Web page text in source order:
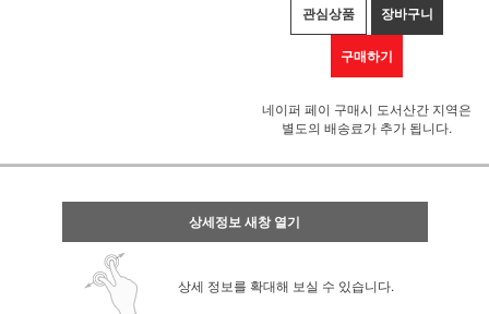
관심상품 장바구니
구매하기
네이퍼 페이 구매시 도서산간 지역은
별도의 배송료가 추가 됩니다.
상세정보 새창 열기
상세 정보를 확대해 보실 수 있습니다.